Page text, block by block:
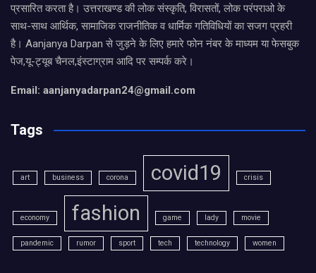
प्रसारित करता है। उत्तराखण्ड की लोक संस्कृति, विरासतों, लोक परंपराओ के
साथ-साथ आर्थिक, सामाजिक राजनीतिक व धार्मिक गतिविधियों का सजग प्रहरी
है। Aanjanya Darpan से जुड़ने के लिए हमारे फोन नंबर के माध्यम या फेसबुक
पेज,यू-ट्यूब चैनल,इंस्टाग्राम आदि पर सम्पर्क करे।
Email: aanjanyadarpan24@gmail.com
Tags
art business corona covid19 crisis
economy fashion game lady movie
pandemic rumor sport tech technology women